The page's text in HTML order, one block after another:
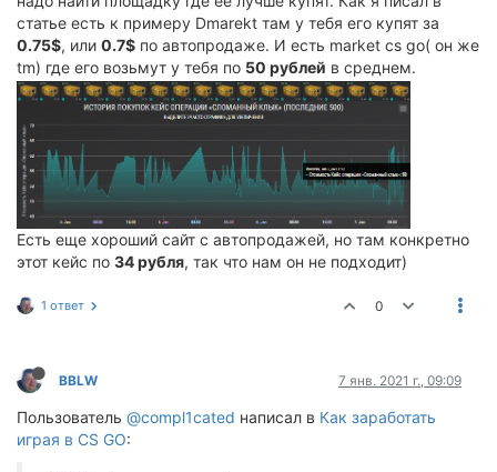
статье есть к примеру Dmarekt там у тебя его купят за
0.75$, или 0.7$ по автопродаже. И есть market cs go( он же
tm) где его возьмут у тебя по 50 рублей в среднем.
Есть еще хороший сайт с автопродажей, но там конкретно
этот кейс по 34 рубля, так что нам он не подходит)
1 ответ 0
BBLW 7 янв. 2021 г., 09:09
Пользователь @compl1cated написал в Как заработать
играя в CS GO: